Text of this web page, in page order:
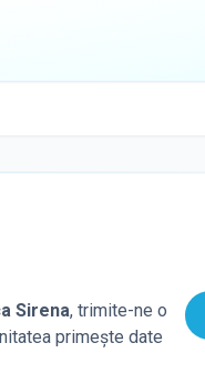
Sirena, trimite-ne o
primește date